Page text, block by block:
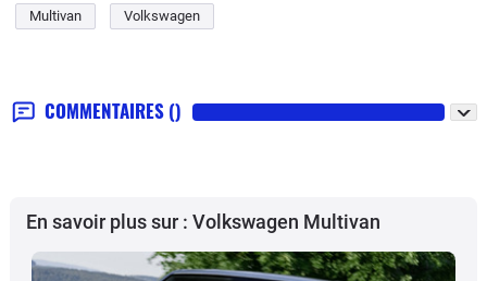
Multivan Volkswagen
COMMENTAIRES ()
En savoir plus sur : Volkswagen Multivan